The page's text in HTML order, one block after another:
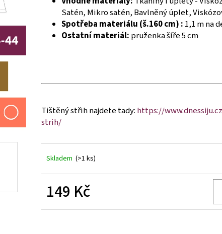
Satén, Mikro satén, Bavlněný úplet,
Spotřeba materiálu (š.160 cm) : 1,1 m na
Ostatní materiál: pruženka šíře 5 cm
Tištěný střih najdete tady: https://
strih/
Skladem (>1 ks)
149 Kč
cena: